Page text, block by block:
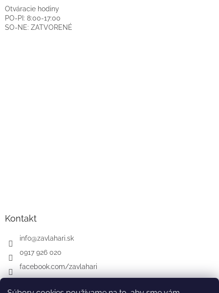
Otváracie hodiny
PO-PI: 8:00-17:00
SO-NE: ZATVORENÉ
Kontakt
info@zavlahari.sk
0917 926 020
facebook.com/zavlahari